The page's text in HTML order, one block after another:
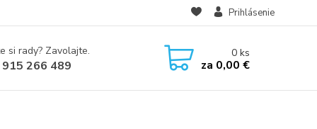
Prihlásenie
si rady? Zavolajte.
266 489
0ks
za 0,00 €